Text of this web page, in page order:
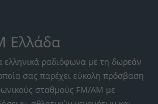
Ελλάδα
ελληνικά ραδιόφωνα με τη δωρεάν
σας παρέχει εύκολη πρόσβαση
σταθμούς FM/AM με